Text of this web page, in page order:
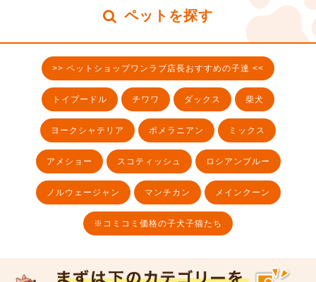
ペットを探す
>> ペットショップワンラブ店長おすすめの子達 <<
トイプードル チワワ ダックス 柴犬
ヨークシャテリア ポメラニアン ミックス
アメショー スコティッシュ ロシアンブルー
ノルウェージャン マンチカン メインクーン
※コミコミ価格の子犬子猫たち